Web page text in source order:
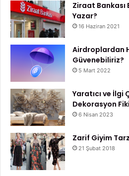
Ziraat Bankası
Yazar?
16 Haziran 2021
Airdroplardan
Güvenebiliriz?
5 Mart 2022
Yaratıcı ve İlgi
Dekorasyon
6 Nisan 2023
Zarif Giyim
21 Şubat 2018